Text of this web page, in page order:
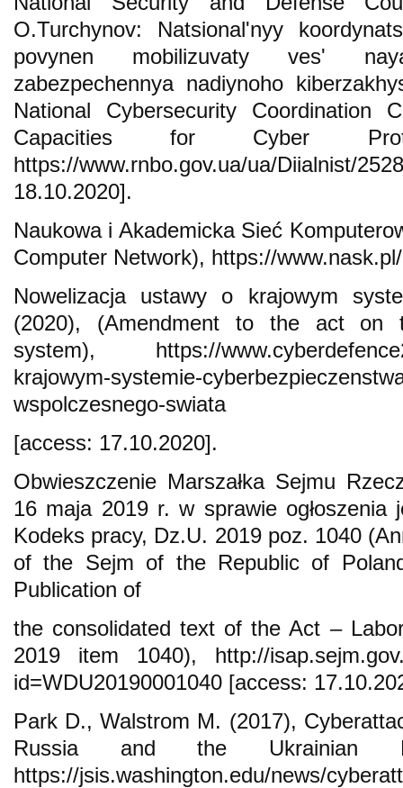
O.Turchynov: Natsionalʹnyy
povynen mobilizuvaty vesʹ
zabezpechennya nadiynoho
National Cybersecurity Coordination
Capacities for Cyber
https://www.rnbo.gov.ua/ua/Diialnist/
18.10.2020].
Naukowa i Akademicka Sieć
Computer Network), https://
Nowelizacja ustawy o krajowym
(2020), (Amendment to the act on
system), https://
krajowym-systemie-
wspolczesnego-swiata
[access: 17.10.2020].
Obwieszczenie Marszałka Sejmu
16 maja 2019 r. w sprawie ogłoszenia
Kodeks pracy, Dz.U. 2019 poz. 1040
of the Sejm of the Republic of
Publication of
the consolidated text of the Act –
2019 item 1040), http://
id=WDU20190001040 [access:
Park D., Walstrom M. (2017),
Russia and the Ukrainian
https://jsis.washington.edu/news/